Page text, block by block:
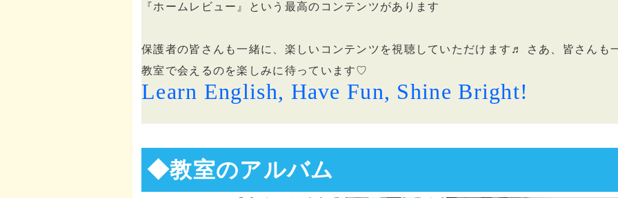
『ホームレビュー』という最高のコンテンツがあります
保護者の皆さんも一緒に、楽しいコンテンツを視聴していただけます♬ さあ、皆さんも
教室で会えるのを楽しみに待っています♡
Learn English, Have Fun, Shine Bright!
◆教室のアルバム